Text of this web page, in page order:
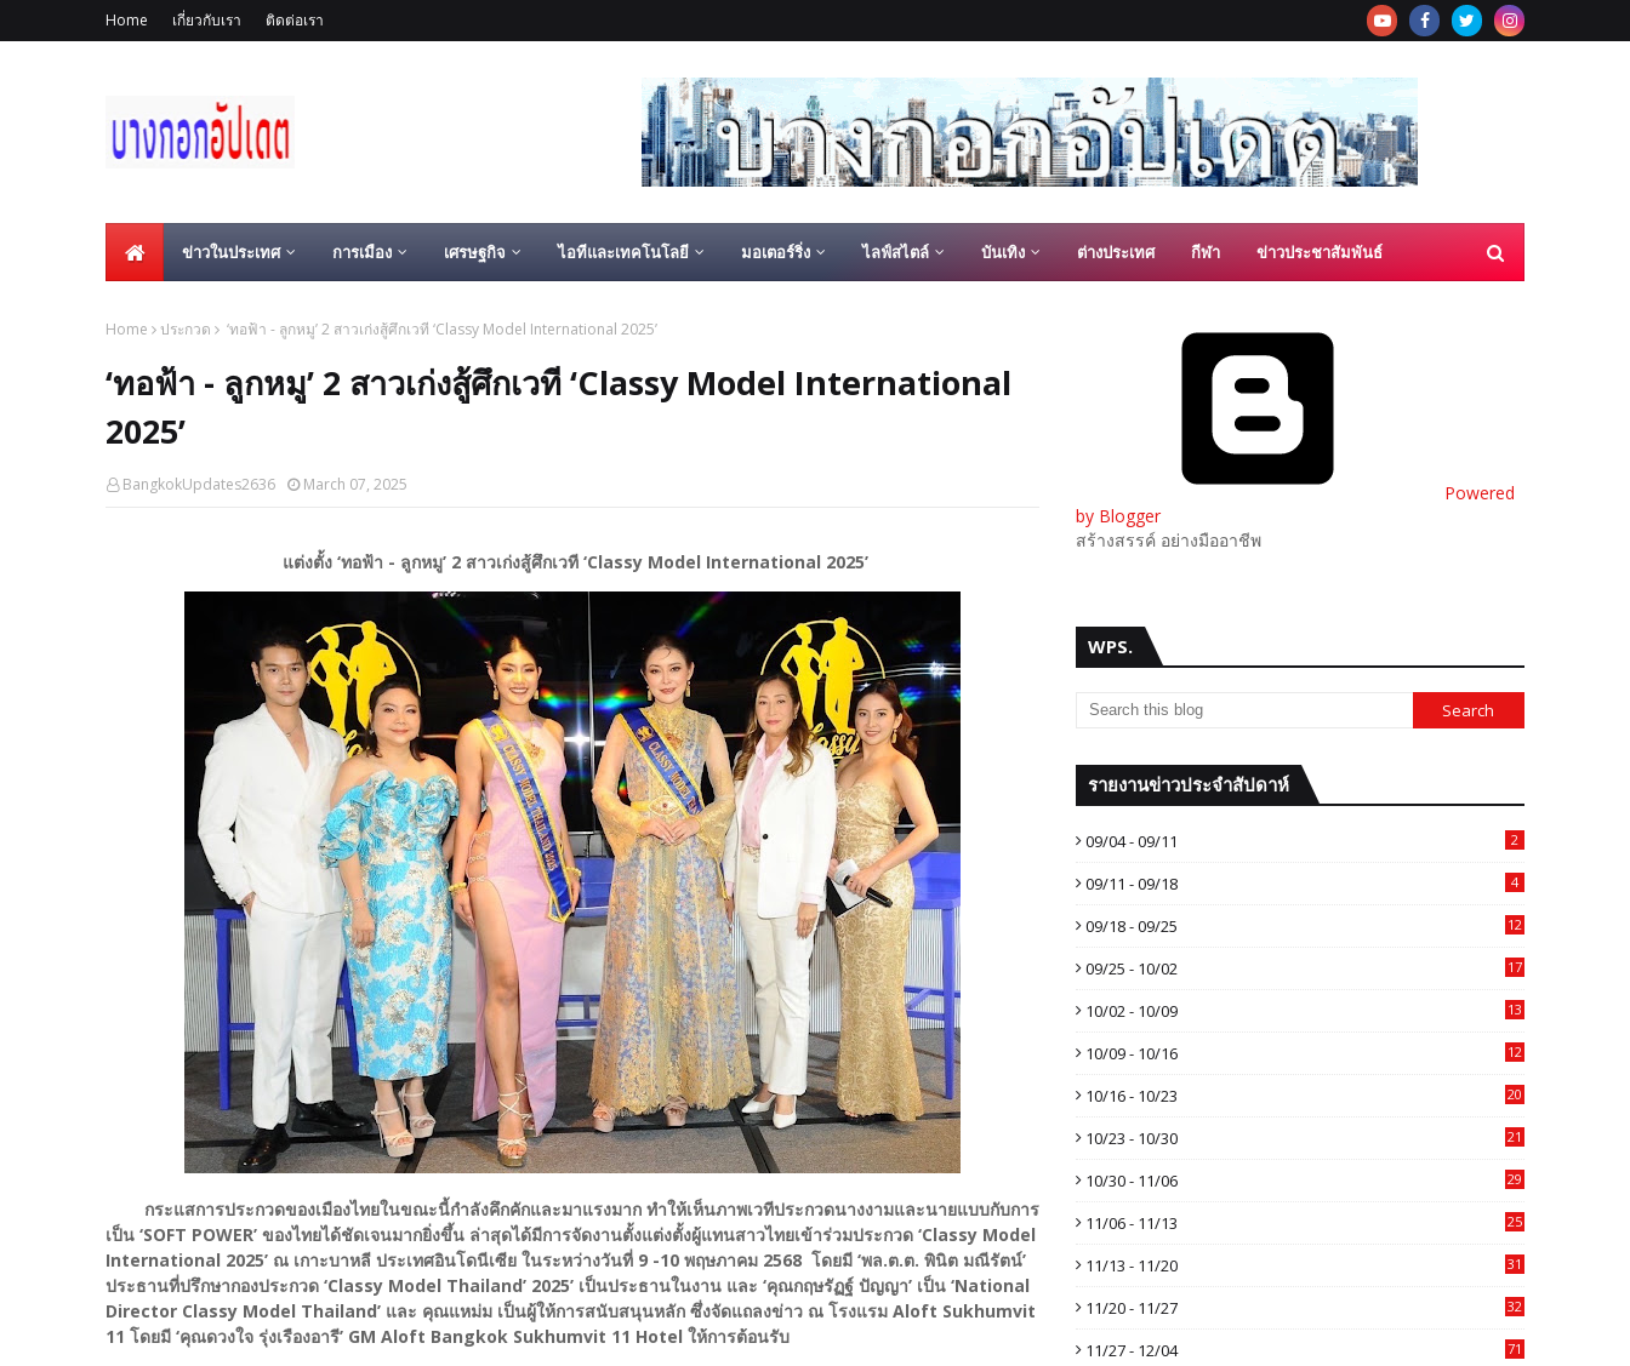
Home เกี่ยวกับเรา ติดต่อเรา
ข่าวในประเทศ การเมือง เศรษฐกิจ ไอทีและเทคโนโลยี มอเตอร์ริ่ง ไลฟ์สไตล์ บันเทิง ต่างประเทศ กีฬา ข่าวประชาสัมพันธ์
Home ประกวด ‘ทอฟ้า - ลูกหมู’ 2 สาวเก่งสู้ศึกเวที ‘Classy Model International 2025’
‘ทอฟ้า - ลูกหมู’ 2 สาวเก่งสู้ศึกเวที ‘Classy Model International
2025’
BangkokUpdates2636 March 07, 2025
แต่งตั้ง ‘ทอฟ้า - ลูกหมู’ 2 สาวเก่งสู้ศึกเวที ‘Classy Model International 2025’
กระแสการประกวดของเมืองไทยในขณะนี้กำลังคึกคักและมาแรงมาก ทำให้เห็นภาพเวทีประกวดนางงามและนายแบบกับการ
เป็น ‘SOFT POWER’ ของไทยได้ชัดเจนมากยิ่งขึ้น ล่าสุดได้มีการจัดงานตั้งแต่งตั้งผู้แทนสาวไทยเข้าร่วมประกวด ‘Classy Model
International 2025’ ณ เกาะบาหลี ประเทศอินโดนีเซีย ในระหว่างวันที่ 9 -10 พฤษภาคม 2568 โดยมี ‘พล.ต.ต. พินิต มณีรัตน์’
ประธานที่ปรึกษากองประกวด ‘Classy Model Thailand’ 2025’ เป็นประธานในงาน และ ‘คุณกฤษรัฏฐ์ ปัญญา’ เป็น ‘National
Director Classy Model Thailand’ และ คุณแหม่ม เป็นผู้ให้การสนับสนุนหลัก ซึ่งจัดแถลงข่าว ณ โรงแรม Aloft Sukhumvit
11 โดยมี ‘คุณดวงใจ รุ่งเรืองอารี’ GM Aloft Bangkok Sukhumvit 11 Hotel ให้การต้อนรับ
Powered
by Blogger
สร้างสรรค์ อย่างมืออาชีพ
WPS.
รายงานข่าวประจำสัปดาห์
09/04 - 09/11 2
09/11 - 09/18 4
09/18 - 09/25 12
09/25 - 10/02 17
10/02 - 10/09 13
10/09 - 10/16 12
10/16 - 10/23 20
10/23 - 10/30 21
10/30 - 11/06 29
11/06 - 11/13 25
11/13 - 11/20 31
11/20 - 11/27 32
11/27 - 12/04 71